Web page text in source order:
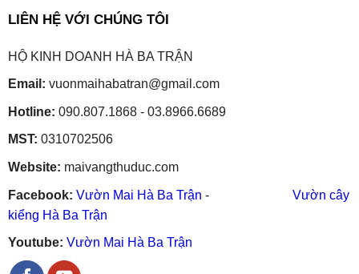
embedgooglemap.net
LIÊN HỆ VỚI CHÚNG TÔI
HỘ KINH DOANH HÀ BA TRẬN
Email: vuonmaihabatran@gmail.com
Hotline: 090.807.1868 - 03.8966.6689
MST: 0310702506
Website: maivangthuduc.com
Facebook: Vườn Mai Hà Ba Trận - Vườn cây
kiểng Hà Ba Trận
Youtube: Vườn Mai Hà Ba Trận